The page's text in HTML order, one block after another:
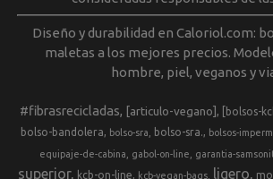
Diseño y durabilidad en Caloriol.com:
maletas a los mejores precios.
hombre, piel, veganos y
#fibrasrecicladas [articulo-vegano] [bolsos-
bolso-bandolera bolso-sra bolso-sra. bolsos-
equipaje-de-cabina gabol-on-line garantia-
superior
kcb-on-line kcb-vegan-bags ligero